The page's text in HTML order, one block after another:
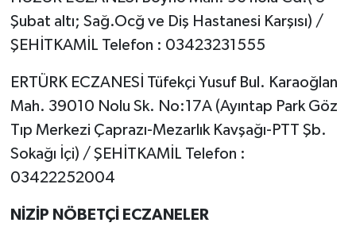
Şubat altı; Sağ.Ocğ ve Diş Hastanesi Karşısı) /
ŞEHİTKAMİL Telefon : 03423231555
ERTÜRK ECZANESİ Tüfekçi Yusuf Bul. Karaoğlan
Mah. 39010 Nolu Sk. No:17A (Ayıntap Park Göz
Tıp Merkezi Çaprazı-Mezarlık Kavşağı-PTT Şb.
Sokağı İçi) / ŞEHİTKAMİL Telefon :
03422252004
NİZİP NÖBETÇİ ECZANELER